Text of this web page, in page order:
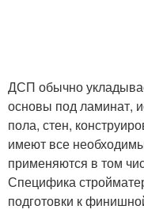
ДСП обычно
основы под ламинат,
пола, стен,
имеют все
применяются в том
Специфика
подготовки к